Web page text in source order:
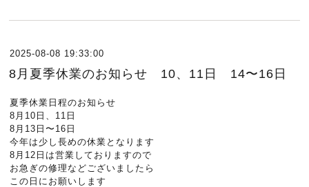
2025-08-08 19:33:00
8月夏季休業のお知らせ 10、11日 14〜16日
夏季休業日程のお知らせ
8月10日、11日
8月13日〜16日
今年は少し長めの休業となります
8月12日は営業しておりますので
お急ぎの修理などございましたら
この日にお願いします